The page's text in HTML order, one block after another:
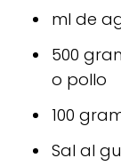
ml de
500
o pollo
100
Sal al